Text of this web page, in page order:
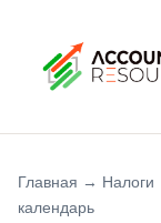
Главная → Налоги
календарь